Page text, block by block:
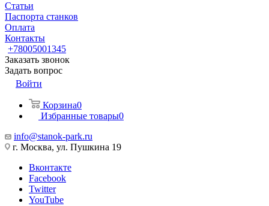
Статьи
Паспорта станков
Оплата
Контакты
+78005001345
Заказать звонок
Задать вопрос
Войти
Корзина0
Избранные товары0
info@stanok-park.ru
г. Москва, ул. Пушкина 19
Вконтакте
Facebook
Twitter
YouTube